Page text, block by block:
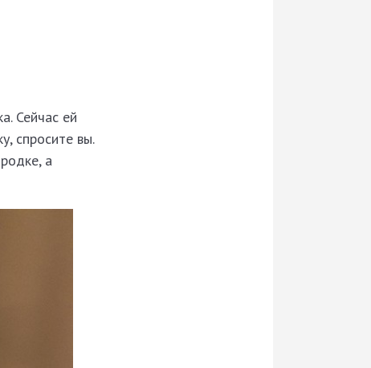
Сейчас ей
спросите вы.
а